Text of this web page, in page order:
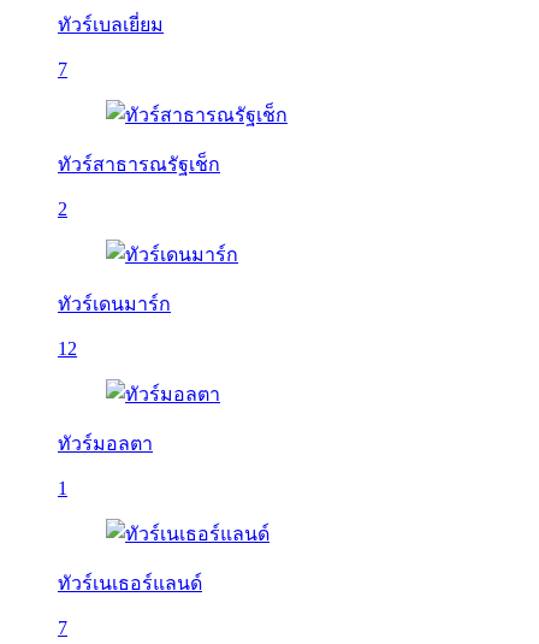
ทัวร์เบลเยี่ยม
7
ทัวร์สาธารณรัฐเช็ก
2
ทัวร์เดนมาร์ก
12
ทัวร์มอลตา
1
ทัวร์เนเธอร์แลนด์
7